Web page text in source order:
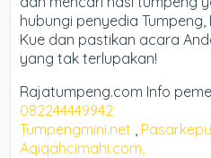
hubungi penyedia
Kue dan pastikan acara
yang tak terlupakan!
Rajatumpeng.com Info
082244449942
Tumpengmini.net
Aqiqahcimahi.com,